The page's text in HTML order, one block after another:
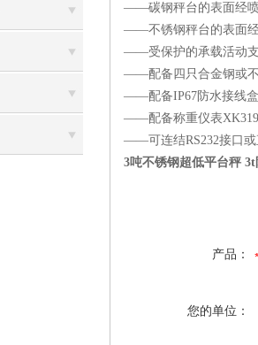
——碳钢秤台的表面经
——不锈钢秤台的表面
——受保护的承载活动支
——配备四只合金钢或
——配备IP67防水接线
——配备称重仪表
——可连结RS232接口或
3吨不锈钢超低平台秤
产品：
您的单位：